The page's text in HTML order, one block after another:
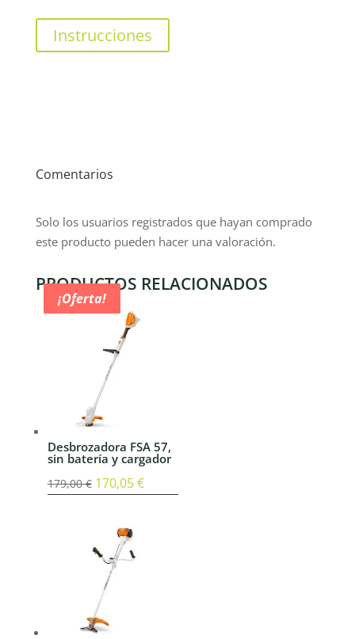
Instrucciones
Comentarios
Solo los usuarios registrados que hayan comprado
este producto pueden hacer una valoración.
PRODUCTOS RELACIONADOS
¡Oferta!
Desbrozadora FSA 57,
sin batería y cargador
179,00€ El
179,00 €.
170,05€El
¡Oferta!
¡Oferta!
¡Oferta!